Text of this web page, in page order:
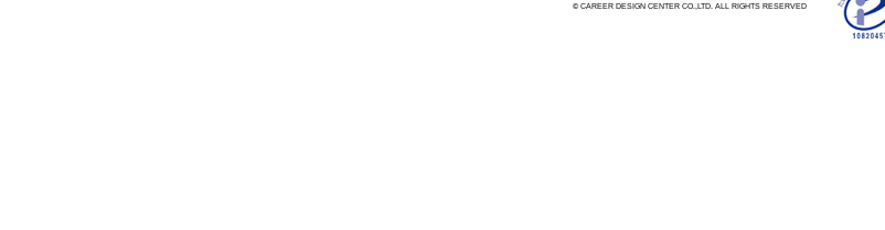
© CAREER DESIGN CENTER CO.,LTD. ALL RIGHTS RESERVED